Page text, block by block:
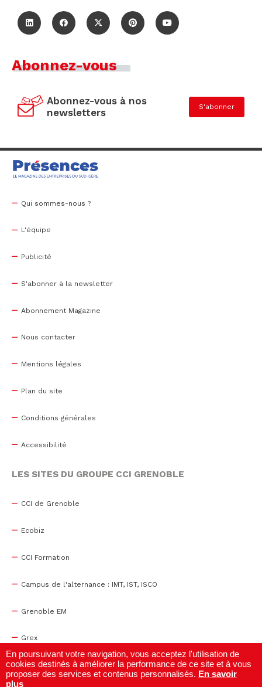
Abonnez-vous
Abonnez-vous à nos
newsletters
S'abonner
Qui sommes-nous ?
L'équipe
Publicité
S'abonner à la newsletter
Abonnement Magazine
Nous contacter
Mentions légales
Plan du site
Conditions générales
Accessibilité
LES SITES DU GROUPE CCI GRENOBLE
CCI de Grenoble
Ecobiz
CCI Formation
Campus de l'alternance : IMT, IST, ISCO
Grenoble EM
Grex
WTC Grenoble
En poursuivant votre navigation, vous acceptez l'utilisation de
cookies destinés à améliorer la performance de ce site et à vous
proposer des services et contenus personnalisés. En savoir
plus